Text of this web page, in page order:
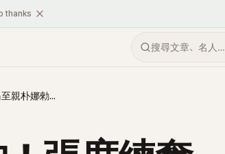
thanks
搜尋文章、名人…
一句話聽了毛毛的！張度練奪MBC綜藝人獎喊「會死」至親朴娜勑同日遭凍產1億